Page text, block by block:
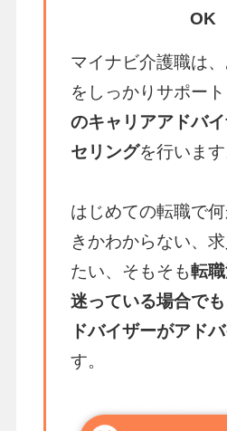
OK
マイナビ介護職は
をしっかりサポート
のキャリアアドバ
セリングを行います
はじめての転職で
きかわからない、
たい、そもそも転
迷っている場合で
ドバイザーがアド
す。